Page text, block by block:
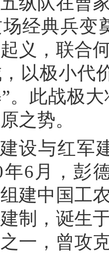
经典兵变
义，联合
以极小代
。此战极
之势。
设与红军
年6月，彭
建中国工
制，诞生
一，曾攻